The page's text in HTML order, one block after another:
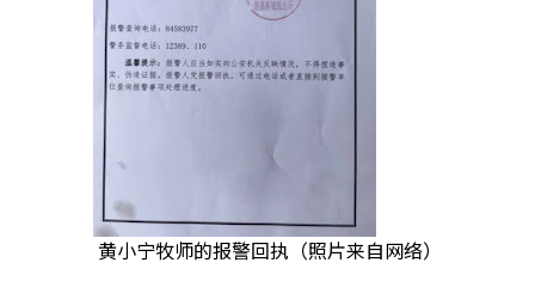
黄小宁牧师的报警回执（照片来自网络）